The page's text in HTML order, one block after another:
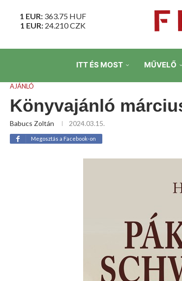
1 EUR: 363.75 HUF
1 EUR: 24.210CZK
ITT ÉS MOST MŰVELŐ
AJÁNLÓ
Könyvajánló
Babucs Zoltán 2024.03.15.
Megosztás a Facebook-on